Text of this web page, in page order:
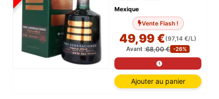
Mexique
Vente Flash !
49,99 €(97,14 €/L)
Avant :68,00 € -26%
Ajouter au panier